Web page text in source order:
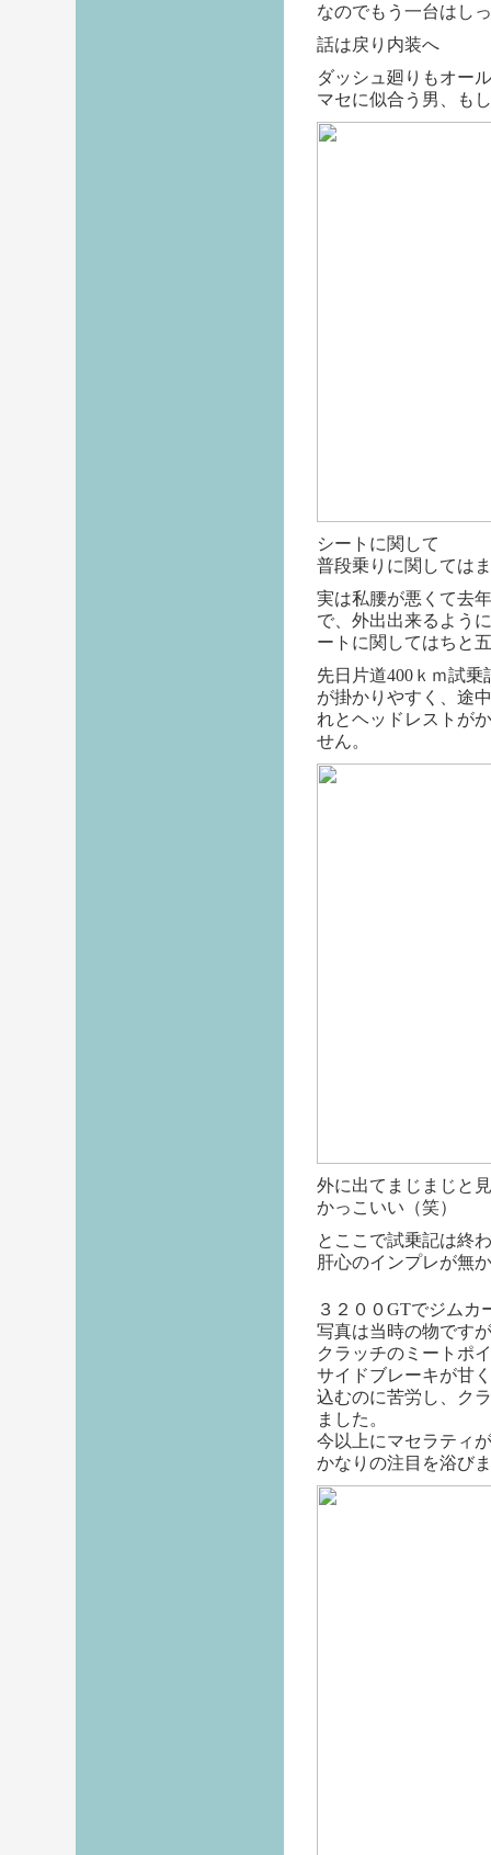
なのでもう一台はし
話は戻り内装へ
ダッシュ廻りもオー
マセに似合う男、も
シートに関して
普段乗り に関しては
実は私腰が悪くて去
で、外出出来るよう
ートに関してはちと
先日片道400ｋｍ試
が掛かりやすく、途
れとヘッドレストが
せん。
外に出てまじまじと
かっこいい（笑）
とここで試乗記は終
肝心のインプレが無
３２００GTでジムカ
写真は当時の物です
クラッチのミートポ
サイドブレーキが甘
込むのに苦労し、ク
ました。
今以上にマセラティ
かなりの注目を浴び